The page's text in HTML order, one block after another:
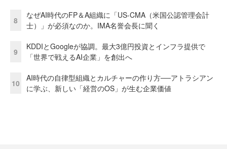
8
なぜAI時代のFP＆A組織に「US-CMA（米国公認管理会計
士）」が必須なのか。IMA名誉会長に聞く
9
KDDIとGoogleが協調。最大3億円投資とインフラ提供で
「世界で戦えるAI企業」を創出へ
10
AI時代の自律型組織とカルチャーの作り方──アトラシアン
に学ぶ、新しい「経営のOS」が生む企業価値